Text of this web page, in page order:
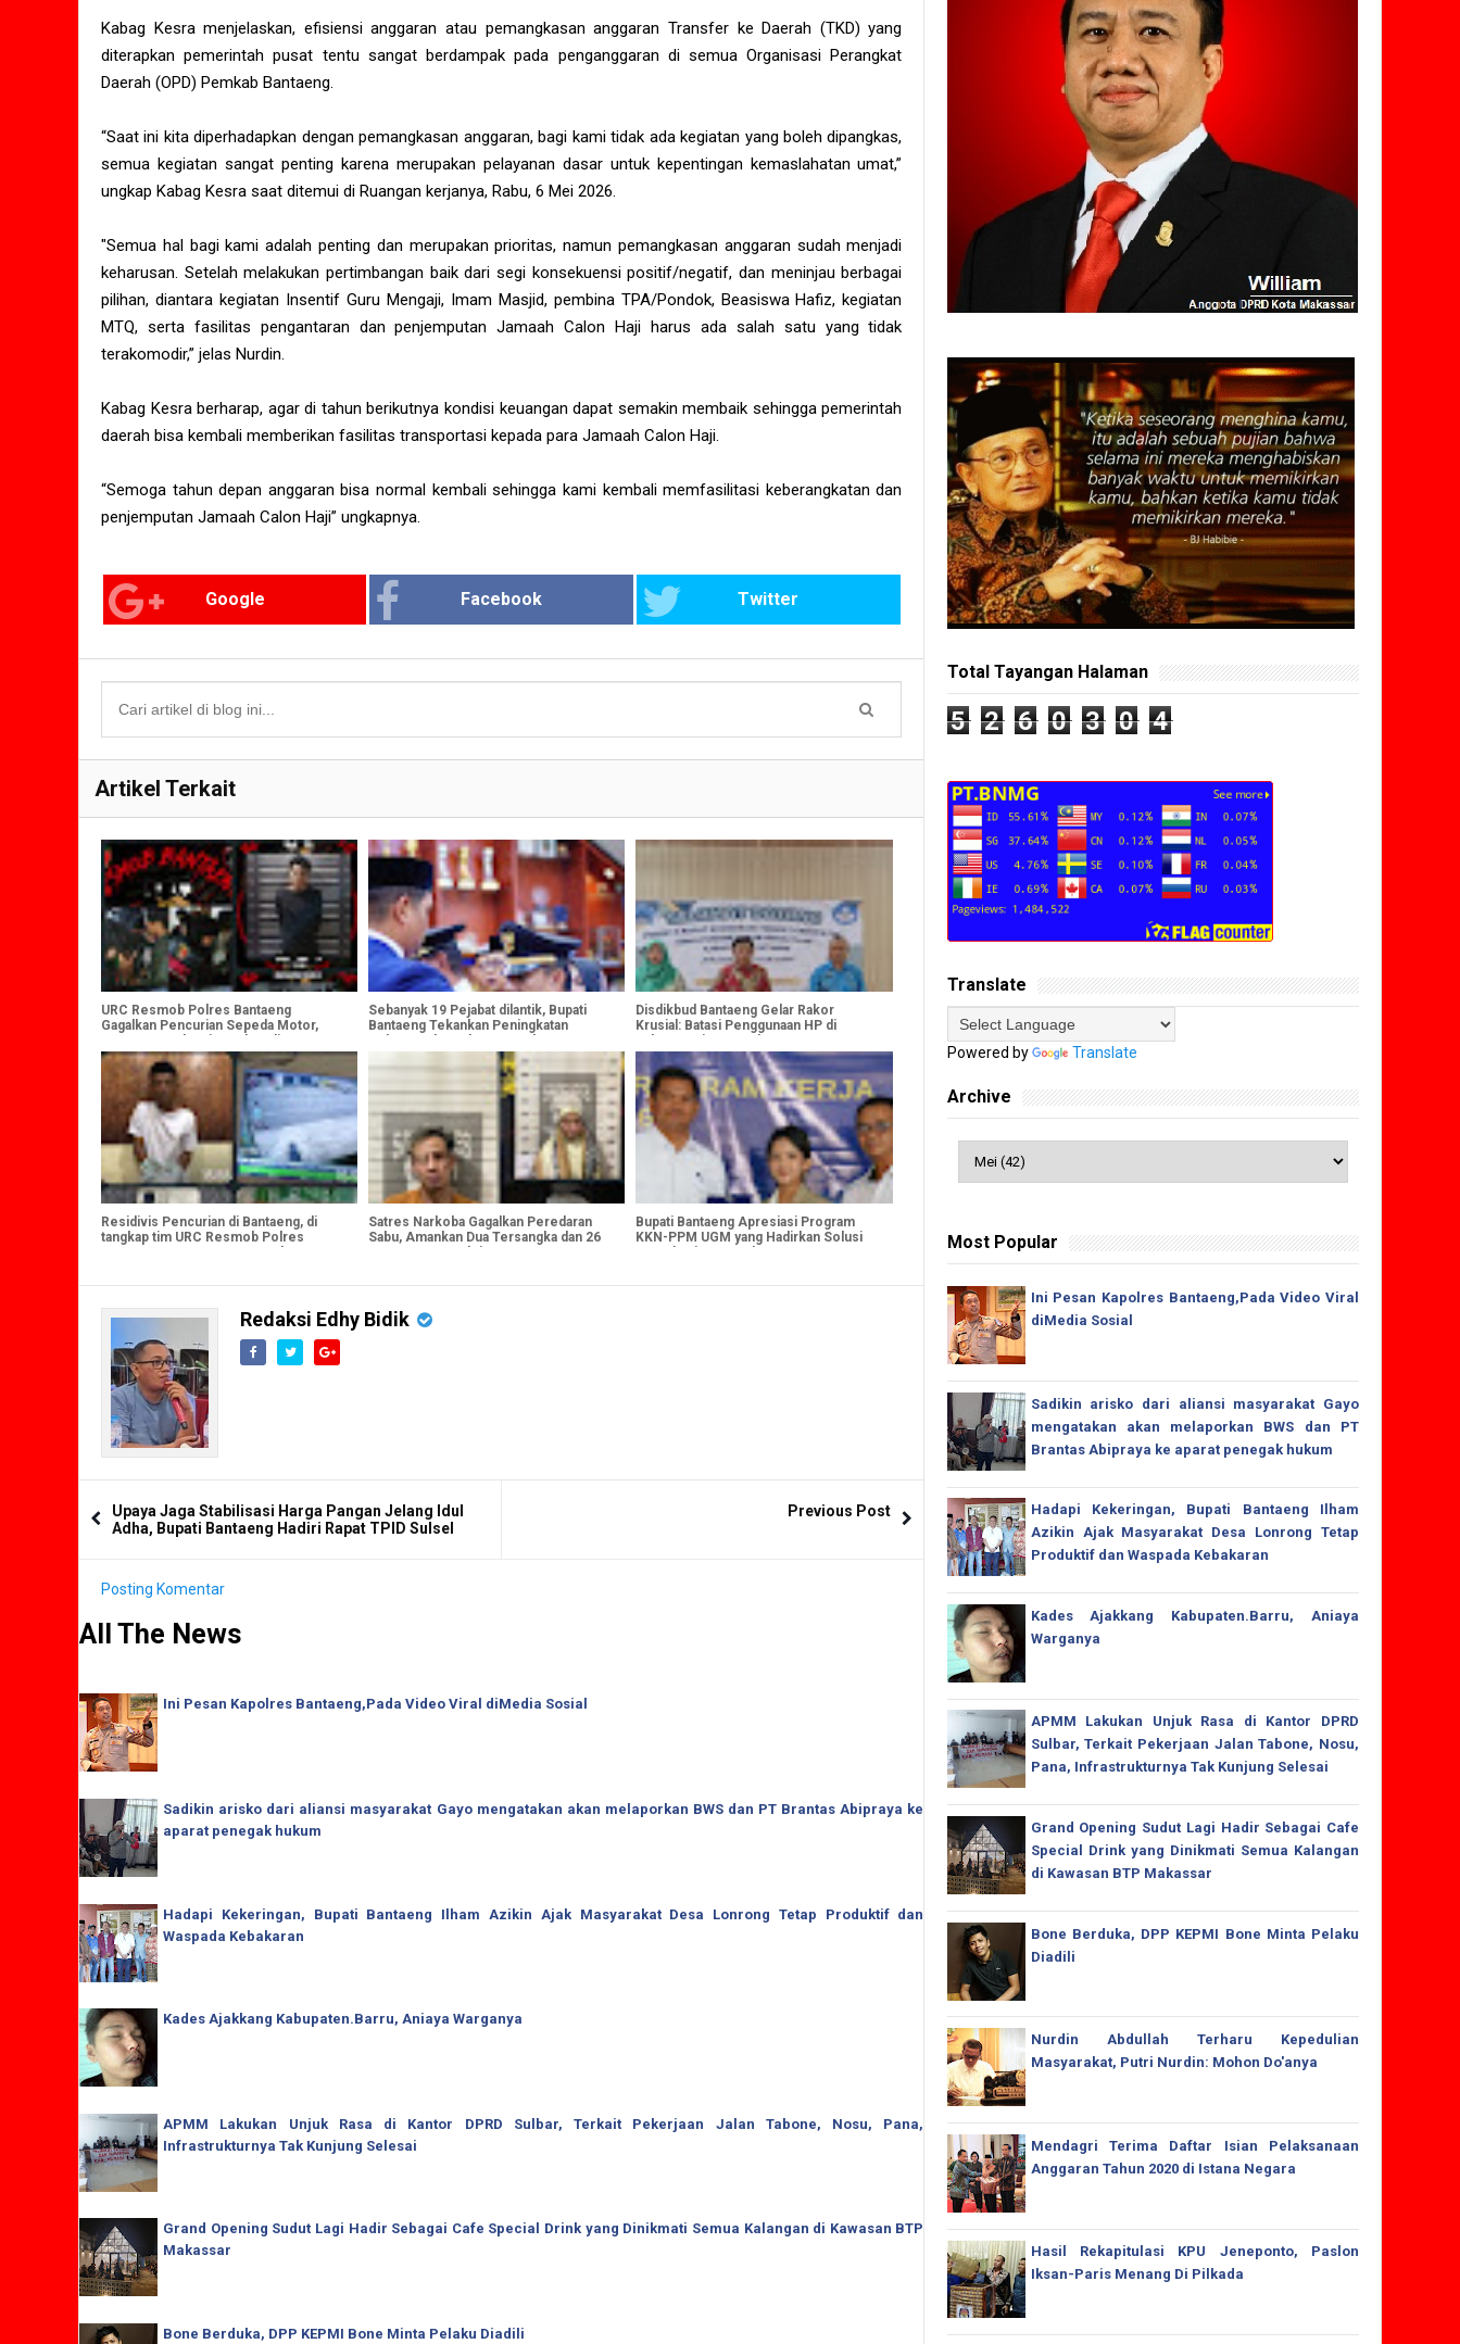
Kabag Kesra menjelaskan, efisiensi anggaran atau pemangkasan anggaran Transfer ke Daerah (TKD) yang
diterapkan pemerintah pusat tentu sangat berdampak pada penganggaran di semua Organisasi Perangkat
Daerah (OPD) Pemkab Bantaeng.
“Saat ini kita diperhadapkan dengan pemangkasan anggaran, bagi kami tidak ada kegiatan yang boleh dipangkas,
semua kegiatan sangat penting karena merupakan pelayanan dasar untuk kepentingan kemaslahatan umat,”
ungkap Kabag Kesra saat ditemui di Ruangan kerjanya, Rabu, 6 Mei 2026.
"Semua hal bagi kami adalah penting dan merupakan prioritas, namun pemangkasan anggaran sudah menjadi
keharusan. Setelah melakukan pertimbangan baik dari segi konsekuensi positif/negatif, dan meninjau berbagai
pilihan, diantara kegiatan Insentif Guru Mengaji, Imam Masjid, pembina TPA/Pondok, Beasiswa Hafiz, kegiatan
MTQ, serta fasilitas pengantaran dan penjemputan Jamaah Calon Haji harus ada salah satu yang tidak
terakomodir,” jelas Nurdin.
Kabag Kesra berharap, agar di tahun berikutnya kondisi keuangan dapat semakin membaik sehingga pemerintah
daerah bisa kembali memberikan fasilitas transportasi kepada para Jamaah Calon Haji.
“Semoga tahun depan anggaran bisa normal kembali sehingga kami kembali memfasilitasi keberangkatan dan
penjemputan Jamaah Calon Haji” ungkapnya.
Google Facebook Twitter
Artikel Terkait
URC Resmob Polres Bantaeng
Gagalkan Pencurian Sepeda Motor,
Satu Tersangka Diamankan di
Pajukukang
Sebanyak 19 Pejabat dilantik, Bupati
Bantaeng Tekankan Peningkatan
Pelayanan kepada Masyarakat
Disdikbud Bantaeng Gelar Rakor
Krusial: Batasi Penggunaan HP di
Kalangan Siswa SD dan SMP
Residivis Pencurian di Bantaeng, di
tangkap tim URC Resmob Polres
Bantaeng , Dua Kasus Terungkap
Satres Narkoba Gagalkan Peredaran
Sabu, Amankan Dua Tersangka dan 26
Gram Barang Bukti
Bupati Bantaeng Apresiasi Program
KKN-PPM UGM yang Hadirkan Solusi
Nyata bagi Masyarakat
Redaksi Edhy Bidik
Upaya Jaga Stabilisasi Harga Pangan Jelang Idul
Adha, Bupati Bantaeng Hadiri Rapat TPID Sulsel
Previous Post
Posting Komentar
All The News
Ini Pesan Kapolres Bantaeng,Pada Video Viral diMedia Sosial
Sadikin arisko dari aliansi masyarakat Gayo mengatakan akan melaporkan BWS dan PT Brantas Abipraya ke
aparat penegak hukum
Hadapi Kekeringan, Bupati Bantaeng Ilham Azikin Ajak Masyarakat Desa Lonrong Tetap Produktif dan
Waspada Kebakaran
Kades Ajakkang Kabupaten.Barru, Aniaya Warganya
APMM Lakukan Unjuk Rasa di Kantor DPRD Sulbar, Terkait Pekerjaan Jalan Tabone, Nosu, Pana,
Infrastrukturnya Tak Kunjung Selesai
Grand Opening Sudut Lagi Hadir Sebagai Cafe Special Drink yang Dinikmati Semua Kalangan di Kawasan BTP
Makassar
Bone Berduka, DPP KEPMI Bone Minta Pelaku Diadili
Total Tayangan Halaman
5 2 6 0 3 0 4
Translate
Powered by Translate
Archive
Most Popular
Ini Pesan Kapolres Bantaeng,Pada Video Viral
diMedia Sosial
Sadikin arisko dari aliansi masyarakat Gayo
mengatakan akan melaporkan BWS dan PT
Brantas Abipraya ke aparat penegak hukum
Hadapi Kekeringan, Bupati Bantaeng Ilham
Azikin Ajak Masyarakat Desa Lonrong Tetap
Produktif dan Waspada Kebakaran
Kades Ajakkang Kabupaten.Barru, Aniaya
Warganya
APMM Lakukan Unjuk Rasa di Kantor DPRD
Sulbar, Terkait Pekerjaan Jalan Tabone, Nosu,
Pana, Infrastrukturnya Tak Kunjung Selesai
Grand Opening Sudut Lagi Hadir Sebagai Cafe
Special Drink yang Dinikmati Semua Kalangan
di Kawasan BTP Makassar
Bone Berduka, DPP KEPMI Bone Minta Pelaku
Diadili
Nurdin Abdullah Terharu Kepedulian
Masyarakat, Putri Nurdin: Mohon Do'anya
Mendagri Terima Daftar Isian Pelaksanaan
Anggaran Tahun 2020 di Istana Negara
Hasil Rekapitulasi KPU Jeneponto, Paslon
Iksan-Paris Menang Di Pilkada